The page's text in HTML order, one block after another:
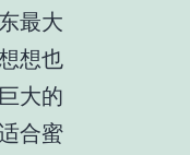
最大
想也
大的
合蜜